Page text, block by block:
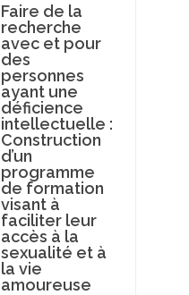
Faire de la
recherche
avec et pour
des
personnes
ayant une
déficience
intellectuelle :
Construction
d’un
programme
de formation
visant à
faciliter leur
accès à la
sexualité et à
la vie
amoureuse